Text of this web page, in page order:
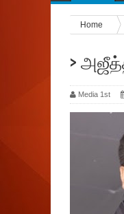
Home
>
Media 1st